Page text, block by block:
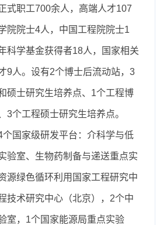
式职工700余人，高端人才107
院院士4人，中国工程院院士1
科学基金获得者18人，国家相关
9人。设有2个博士后流动站，3
硕士研究生培养点、1个工程博
3个工程硕士研究生培养点。
个国家级研发平台：介科学与低
验室、生物药制备与递送重点实
源绿色循环利用国家工程研究中
技术研究中心（北京），2个中
室，1个国家能源局重点实验